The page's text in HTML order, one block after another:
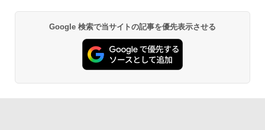
Google 検索で当サイトの記事を優先表示させる